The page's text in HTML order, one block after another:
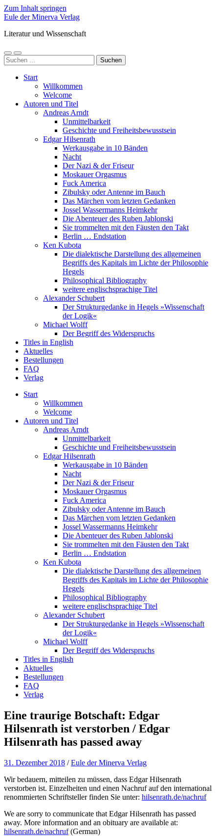
Zum Inhalt springen
Eule der Minerva Verlag
Literatur und Wissenschaft
Mobile-
Menü
Suchfeld
ein-/ausblenden
Suchen
nach:
Start
Willkommen
Welcome
Autoren und Titel
Andreas Arndt
Unmittelbarkeit
Geschichte und Freiheitsbewusstsein
Edgar Hilsenrath
Werkausgabe in 10 Bänden
Nacht
Der Nazi & der Friseur
Moskauer Orgasmus
Fuck America
Zibulsky oder Antenne im Bauch
Das Märchen vom letzten Gedanken
Jossel Wassermanns Heimkehr
Die Abenteuer des Ruben Jablonski
Sie trommelten mit den Fäusten den Takt
Berlin … Endstation
Ken Kubota
Die dialektische Darstellung des allgemeinen
Begriffs des Kapitals im Lichte der Philosophie
Hegels
Philosophical Bibliography
weitere englischsprachige Titel
Alexander Schubert
Der Strukturgedanke in Hegels »Wissenschaft
der Logik«
Michael Wolff
Der Begriff des Widerspruchs
Titles in English
Aktuelles
Bestellungen
FAQ
Verlag
Start
Willkommen
Welcome
Autoren und Titel
Andreas Arndt
Unmittelbarkeit
Geschichte und Freiheitsbewusstsein
Edgar Hilsenrath
Werkausgabe in 10 Bänden
Nacht
Der Nazi & der Friseur
Moskauer Orgasmus
Fuck America
Zibulsky oder Antenne im Bauch
Das Märchen vom letzten Gedanken
Jossel Wassermanns Heimkehr
Die Abenteuer des Ruben Jablonski
Sie trommelten mit den Fäusten den Takt
Berlin … Endstation
Ken Kubota
Die dialektische Darstellung des allgemeinen
Begriffs des Kapitals im Lichte der Philosophie
Hegels
Philosophical Bibliography
weitere englischsprachige Titel
Alexander Schubert
Der Strukturgedanke in Hegels »Wissenschaft
der Logik«
Michael Wolff
Der Begriff des Widerspruchs
Titles in English
Aktuelles
Bestellungen
FAQ
Verlag
Eine traurige Botschaft: Edgar
Hilsenrath ist verstorben / Edgar
Hilsenrath has passed away
31. Dezember 2018 /Eule der Minerva Verlag
Wir bedauern, mitteilen zu müssen, dass Edgar Hilsenrath
verstorben ist. Einzelheiten und einen Nachruf auf den international
renommierten Schriftsteller finden Sie unter: hilsenrath.de/nachruf
We are sorry to communicate that Edgar Hilsenrath has passed
away. More information and an obituary are available at:
hilsenrath.de/nachruf(German)